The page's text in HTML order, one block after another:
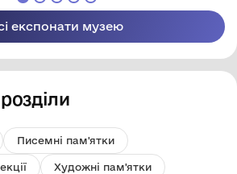
експонати музею
Писемні пам'ятки
Художні пам'ятки